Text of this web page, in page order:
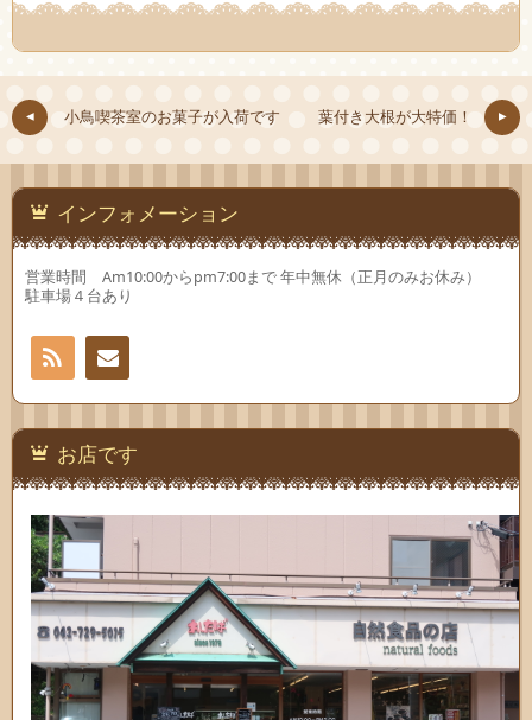
し
て
で
有
い
ン
ウ
で
開
き
ま
(新
し
ウ
ン
ウ
で
ま
し
て
で
有
い
ン
ウ
で
開
き
ま
小鳥喫茶室のお菓子が入荷です 葉付き大根が大特価！
インフォメーション
営業時間 Am10:00からpm7:00まで 年中無休（正月のみお休み）
駐車場４台あり
お問
い合
わせ
お店です